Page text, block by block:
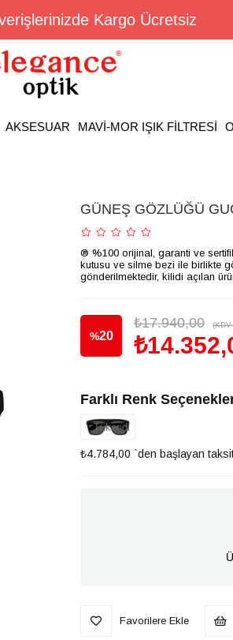
Kargo Ücretsiz
AKSESUAR MAVİ-MOR IŞIK FİLTRESİ
GÜNEŞ GÖZLÜĞÜ
® %100 orijinal, garanti ve
kutusu ve silme bezi ile birlikte
gönderilmektedir, kilidi açılan
%20
₺17.940,00 (KDV
Farklı Renk
Tükendi
₺4.784,00 `den başlayan
Favorilere Ekle